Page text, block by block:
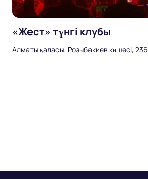
«Жест» түнгі клубы
Алматы қаласы, Розыбакиев көшесі, 236